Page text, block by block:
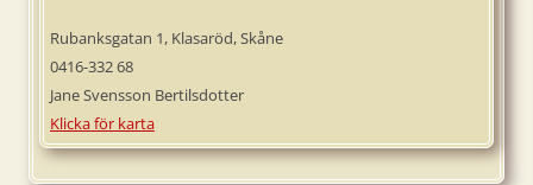
Rubanksgatan 1, Klasaröd, Skåne
0416-332 68
Jane Svensson Bertilsdotter
Klicka för karta